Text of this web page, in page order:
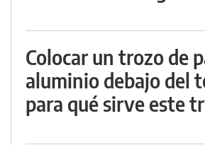
Colocar un trozo de
aluminio debajo del
para qué sirve este